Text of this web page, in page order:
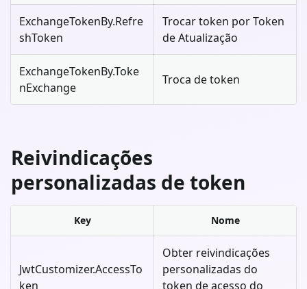
ExchangeTokenBy.Refre
shToken
Trocar token por Token
de Atualização
ExchangeTokenBy.Toke
nExchange
Troca de token
Reivindicações
personalizadas de token
Key Nome
JwtCustomizer.AccessTo
ken
Obter reivindicações
personalizadas do
token de acesso do